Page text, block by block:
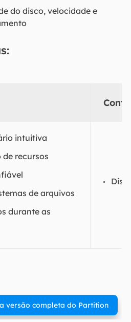
do disco, velocidade e
intuitiva
recursos
de arquivos
durante as
versão completa do Partition